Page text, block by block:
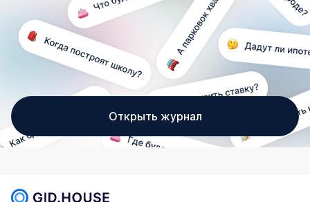
Открыть журнал